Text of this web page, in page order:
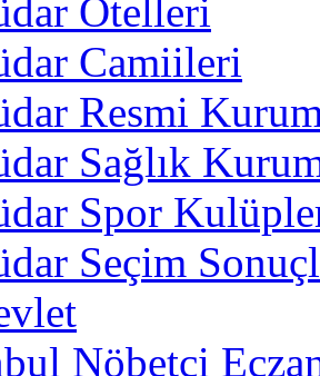
Otelleri
Camiileri
Resmi
Sağlık
Spor
Seçim
Nöbetçi